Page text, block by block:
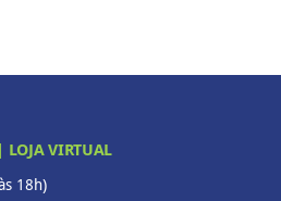
VIRTUAL
18h)